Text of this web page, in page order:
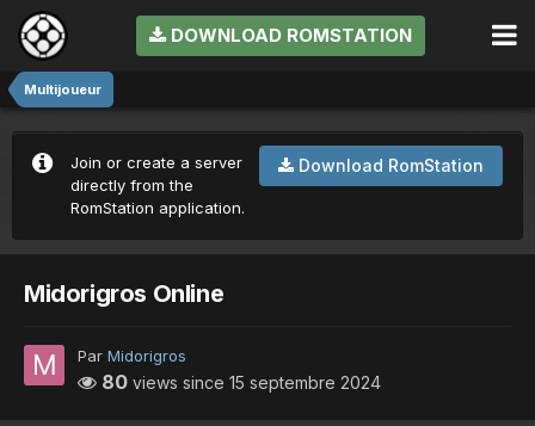
DOWNLOAD ROMSTATION
Multijoueur
Download RomStation
Join or create a server
directly from the
RomStation application.
Midorigros Online
Par Midorigros
80 views since 15 septembre 2024